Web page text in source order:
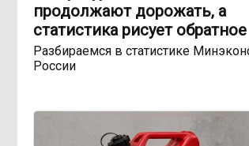
продолжают дорожать, а
статистика рисует обратное
Разбираемся в статистике
России